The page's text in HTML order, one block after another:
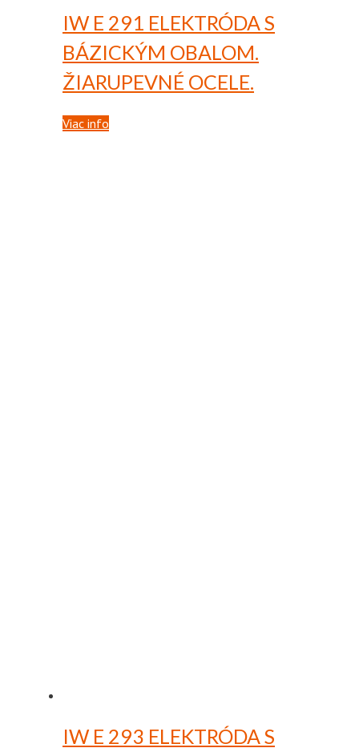
IW E 291 ELEKTRÓDA S
BÁZICKÝM OBALOM.
ŽIARUPEVNÉ OCELE.
Viac info
IW E 293 ELEKTRÓDA S